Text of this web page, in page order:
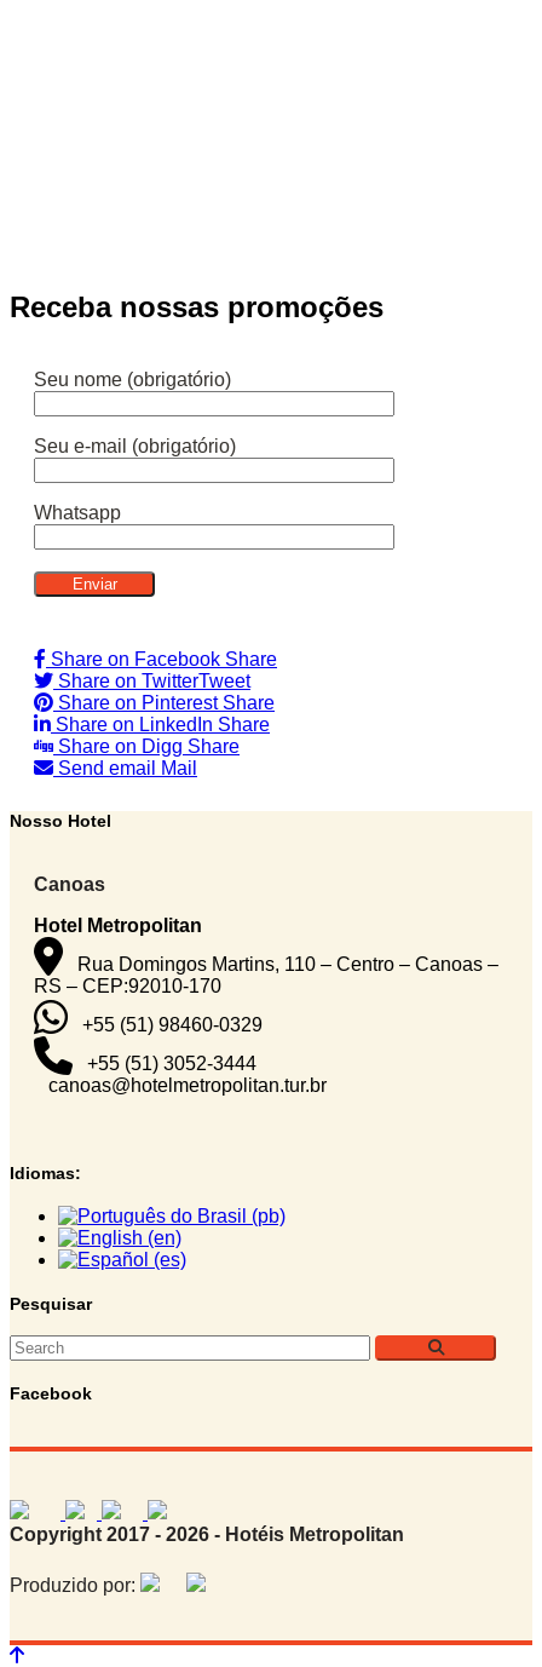
Receba nossas promoções
Seu nome (obrigatório)
Seu e-mail (obrigatório)
Whatsapp
Share on Facebook Share
Share on TwitterTweet
Share on Pinterest Share
Share on LinkedIn Share
Share on Digg Share
Send email
Mail
Nosso Hotel
Canoas
Hotel Metropolitan
Rua Domingos Martins, 110 – Centro – Canoas –
RS – CEP:92010-170
+55 (51) 98460-0329
+55 (51) 3052-3444
canoas@hotelmetropolitan.tur.br
Idiomas:
Pesquisar
Facebook
Copyright 2017 - 2026 - Hotéis Metropolitan
Produzido por: